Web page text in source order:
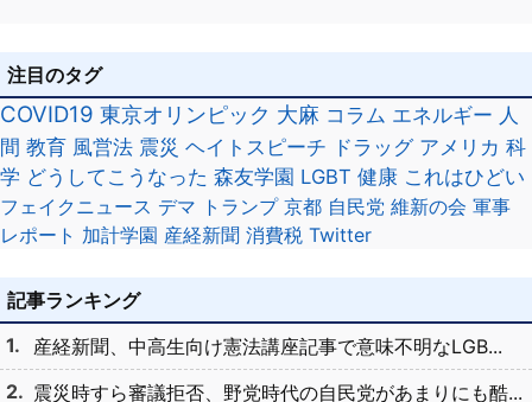
注目のタグ
COVID19 東京オリンピック 大麻 コラム エネルギー 人
間 教育 風営法 震災 ヘイトスピーチ ドラッグ アメリカ 科
学 どうしてこうなった 森友学園 LGBT 健康 これはひどい
フェイクニュース デマ トランプ 京都 自民党 維新の会 軍事
レポート 加計学園 産経新聞 消費税 Twitter
記事ランキング
産経新聞、中高生向け憲法講座記事で意味不明なLGB...
震災時すら審議拒否、野党時代の自民党があまりにも酷...